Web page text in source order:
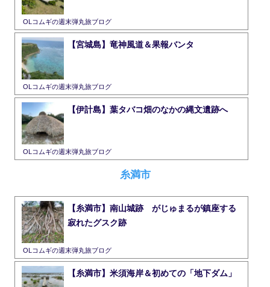
OLコムギの週末弾丸旅ブログ
【宮城島】竜神風道＆果報バンタ
OLコムギの週末弾丸旅ブログ
【伊計島】葉タバコ畑のなかの縄文遺跡へ
OLコムギの週末弾丸旅ブログ
糸満市
【糸満市】南山城跡 がじゅまるが鎮座する
寂れたグスク跡
OLコムギの週末弾丸旅ブログ
【糸満市】米須海岸＆初めての「地下ダム」